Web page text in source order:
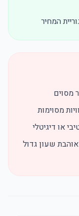
המחיר
מסוים
מסוימות
או דיגיטלי
שעון גדול